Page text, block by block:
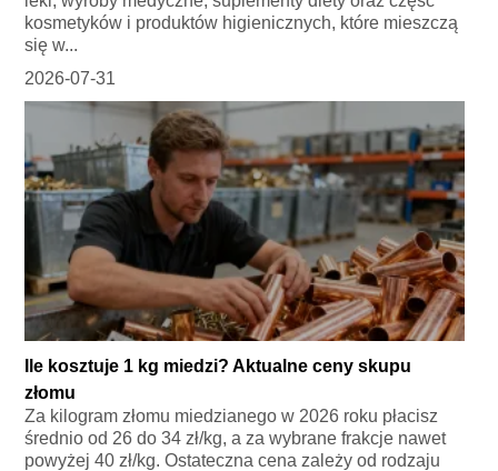
kosmetyków i produktów higienicznych, które mieszczą
się w...
2026-07-31
Ile kosztuje 1 kg miedzi? Aktualne ceny skupu
złomu
Za kilogram złomu miedzianego w 2026 roku płacisz
średnio od 26 do 34 zł/kg, a za wybrane frakcje nawet
powyżej 40 zł/kg. Ostateczna cena zależy od rodzaju